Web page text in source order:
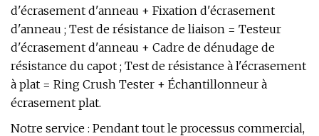
d'écrasement d'anneau + Fixation d'écrasement
d'anneau ; Test de résistance de liaison = Testeur
d'écrasement d'anneau + Cadre de dénudage de
résistance du capot ; Test de résistance à l'écrasement
à plat = Ring Crush Tester + Échantillonneur à
écrasement plat.
Notre service : Pendant tout le processus commercial,